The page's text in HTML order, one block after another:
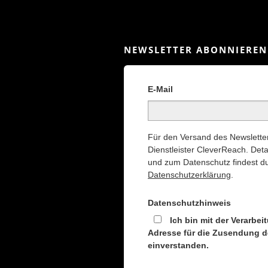
NEWSLETTER ABONNIEREN
E-Mail
Für den Versand des
Dienstleister CleverReach.
und zum Datenschutz findest
Datenschutzerklärung
Datenschutzhinweis
Ich bin mit der
Adresse für die Zusendung
einverstanden.